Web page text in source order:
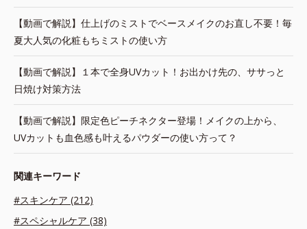
【動画で解説】仕上げのミストでベースメイクのお直し不要！毎
夏大人気の化粧もちミストの使い方
【動画で解説】１本で全身UVカット！お出かけ先の、ササっと
日焼け対策方法
【動画で解説】限定色ピーチネクター登場！メイクの上から、
UVカットも血色感も叶えるパウダーの使い方って？
関連キーワード
#スキンケア (212)
#スペシャルケア (38)